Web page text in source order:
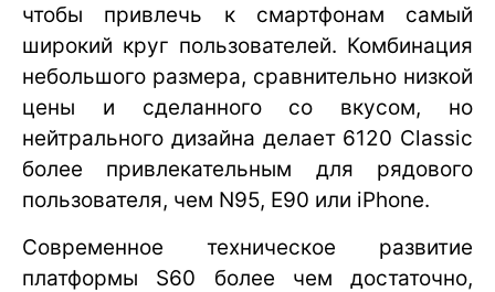
чтобы привлечь к смартфонам самый
широкий круг пользователей. Комбинация
небольшого размера, сравнительно низкой
цены и сделанного со вкусом, но
нейтрального дизайна делает 6120 Classic
более привлекательным для рядового
пользователя, чем N95, E90 или iPhone.
Современное техническое развитие
платформы S60 более чем достаточно,